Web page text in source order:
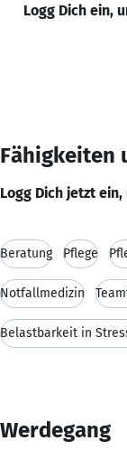
Logg Dich ein,
Fähigkeiten
Logg Dich jetzt
Beratung Pflege
Notfallmedizin
Belastbarkeit in
Werdegang